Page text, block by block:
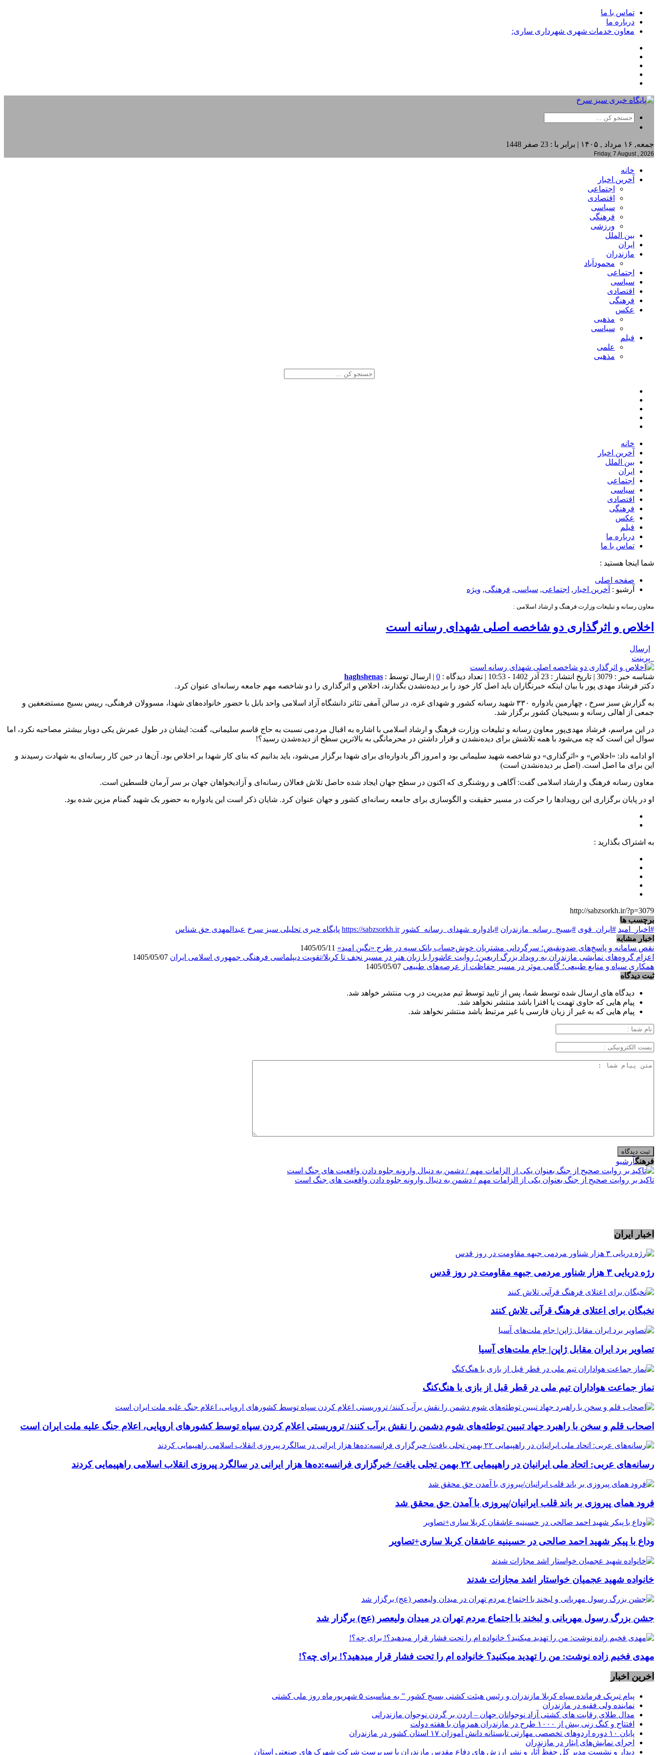
تماس با ما
درباره ما
معاون خدمات شهری شهرداری ساری:
جمعه, ۱۶ مرداد , ۱۴۰۵ | برابر با : 23 صفر 1448
Friday, 7 August , 2026
خانه
آخرین اخبار
اجتماعی
اقتصادی
سیاسی
فرهنگی
ورزشی
بین الملل
ایران
مازندران
محمودآباد
اجتماعی
سیاسی
اقتصادی
فرهنگی
عکس
مذهبی
سیاسی
فیلم
علمی
مذهبی
خانه
آخرین اخبار
بین الملل
ایران
اجتماعی
سیاسی
اقتصادی
فرهنگی
عکس
فیلم
درباره ما
تماس با ما
شما اینجا هستید :
صفحه اصلی
آرشیو : آخرین اخبار , اجتماعی, سیاسی, فرهنگی, ویژه
معاون رسانه و تبلیغات وزارت فرهنگ و ارشاد اسلامی :
اخلاص و اثرگذاری دو شاخصه اصلی شهدای رسانه است
ارسال
پرینت
شناسه خبر : 3079 | تاریخ انتشار : 23 آذر 1402 - 10:53 | تعداد دیدگاه : 0 | ارسال توسط : haghshenas
دکتر فرشاد مهدی پور با بیان اینکه خبرنگاران باید اصل کار خود را بر دیده‌نشدن بگذارند، اخلاص و اثرگذاری را دو شاخصه مهم جامعه رسانه‌ای عنوان کرد.
به گزارش سبز سرخ ، چهارمین یادواره ۳۳۰ شهید رسانه کشور و شهدای غزه، در سالن آمفی تئاتر دانشگاه آزاد اسلامی واحد بابل با حضور خانواده‌های شهدا، مسوولان فرهنگی، رییس بسیج مستضعفین و
جمعی از اهالی رسانه و بسیجیان کشور برگزار شد.
در این مراسم، فرشاد مهدی‌پور معاون رسانه و تبلیغات وزارت فرهنگ و ارشاد اسلامی با اشاره به اقبال مردمی نسبت به حاج قاسم سلیمانی، گفت: ایشان در طول عمرش یکی دوبار بیشتر مصاحبه نکرد، اما
سوال این است که چه می‌شود با همه تلاشش برای دیده‌نشدن و قرار داشتن در محرمانگی به بالاترین سطح از دیده‌شدن رسید؟!
او ادامه داد: «اخلاص» و «اثرگذاری» دو شاخصه شهید سلیمانی بود و امروز اگر یادواره‌ای برای شهدا برگزار می‌شود، باید بدانیم که بنای کار شهدا بر اخلاص بود. آن‌ها در حین کار رسانه‌ای به شهادت رسیدند و
این برای ما اصل است. (اصل بر دیده‌نشدن است)
معاون رسانه فرهنگ و ارشاد اسلامی گفت: آگاهی و روشنگری که اکنون در سطح جهان ایجاد شده حاصل تلاش فعالان رسانه‌ای و آزادیخواهان جهان بر سر آرمان فلسطین است.
او در پایان برگزاری این رویداد‌ها را حرکت در مسیر حقیقت و الگوسازی برای جامعه رسانه‌ای کشور و جهان عنوان کرد. شایان ذکر است این یادواره به حضور یک شهید گمنام مزین شده بود.
به اشتراک بگذارید :
http://sabzsorkh.ir/?p=3079
برچسب ها
#اخبار_امید #ایران_قوی #بسیج_رسانه_مازندران #یادواره_شهدای_رسانه_کشور https://sabzsorkh.ir پایگاه خبری تحلیلی سبز سرخ عبدالمهدی حق شناس
اخبار مشابه
نقص سامانه و پاسخ‌های ضدونقیض؛ سرگردانی مشتریان خوش‌حساب بانک سپه در طرح «نگین امید»
اعزام گروه‌های نمایشی مازندران به رویداد بزرگ اربعین؛ روایت عاشورا با زبان هنر در مسیر نجف تا کربلا/تقویت دیپلماسی فرهنگی جمهوری اسلامی ایران
همکاری سپاه و منابع طبیعی؛ گامی موثر در مسیر حفاظت از عرصه‌های طبیعی
ثبت دیدگاه
دیدگاه های ارسال شده توسط شما، پس از تایید توسط تیم مدیریت در وب منتشر خواهد شد.
پیام هایی که حاوی تهمت یا افترا باشد منتشر نخواهد شد.
پیام هایی که به غیر از زبان فارسی یا غیر مرتبط باشد منتشر نخواهد شد.
فرهنگآرشیو
تاکید بر روایت صحیح از جنگ بعنوان یکی از الزامات مهم / دشمن به دنبال وارونه جلوه دادن واقعیت های جنگ است
اخبار ایران
رژه دریایی ۳ هزار شناور مردمی جبهه مقاومت در روز قدس
نخبگان برای اعتلای فرهنگ قرآنی تلاش کنند
تصاویر برد ایران مقابل ژاپن| جام ملت‌های آسیا
نماز جماعت هواداران تیم ملی در قطر قبل از بازی با هنگ‌کنگ
اصحاب قلم و سخن با راهبرد جهاد تبیین توطئه‌های شوم دشمن را نقش برآب کنند/ تروریستی اعلام کردن سپاه توسط کشورهای اروپایی، اعلام جنگ علیه ملت ایران است
رسانه‌های عربی: اتحاد ملی ایرانیان در راهپیمایی ۲۲ بهمن تجلی یافت/ خبرگزاری فرانسه:ده‌ها هزار ایرانی در سالگرد پیروزی انقلاب اسلامی راهپیمایی کردند
فرود همای پیروزی بر باند قلب ایرانیان/پیروزی با آمدن حق محقق شد
وداع با پیکر شهید احمد صالحی‌ در حسینیه عاشقان کربلا ساری+تصاویر
خانواده شهید عجمیان خواستار اشد مجازات شدند
جشن بزرگ رسول مهربانی و لبخند با اجتماع مردم تهران در میدان ولیعصر (عج) برگزار شد
مهدی فخیم زاده نوشت: من را تهدید میکنید؟ خانواده ام را‌ تحت فشار قرار میدهید؟! برای چه؟!
اخرین اخبار
پیام تبریک فرمانده سپاه کربلا مازندران و رئیس هیئت کشتی بسیج کشور ” به مناسبت ۵ شهریورماه روز ملی کشتی
نماينده ولی فقیه در مازندران
مدال طلای رقابت های کشتی آزاد نوجوانان جهان – اردن بر گردن نوجوان مازندرانی
افتتاح و کنگ زنی بیش از ۱۰۰۰ طرح در مازندران همزمان با هفته دولت
پایان ۱۰ دوره اردوهای تخصصی مهارتی تابستانه دانش آموزان ۱۷ استان کشور در مازندران
اجرای نمایش‌های ایثار در مازندران
دیدار و نشست مدیر کل حفظ آثار و نشر ارزش های دفاع مقدس مازندران با سرپرست شرکت شهرک های صنعتی استان